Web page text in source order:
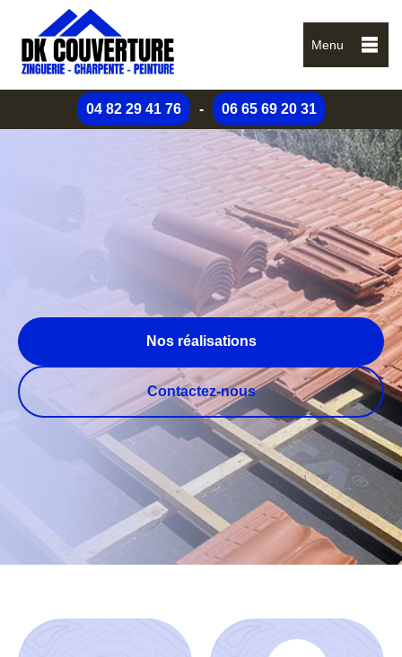
Menu
04 82 29 41 76 - 06 65 69 20 31
Nos réalisations
Contactez-nous